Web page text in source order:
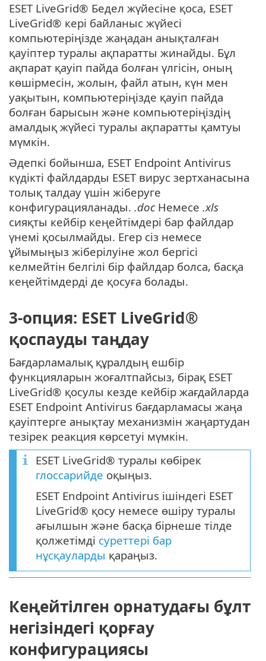
ESET LiveGrid® Бедел жүйесіне қоса, ESET
LiveGrid® кері байланыс жүйесі
компьютеріңізде жаңадан анықталған
қауіптер туралы ақпаратты жинайды. Бұл
ақпарат қауіп пайда болған үлгісін, оның
көшірмесін, жолын, файл атын, күн мен
уақытын, компьютеріңізде қауіп пайда
болған барысын және компьютеріңіздің
амалдық жүйесі туралы ақпаратты қамтуы
мүмкін.
Әдепкі бойынша, ESET Endpoint Antivirus
күдікті файлдарды ESET вирус зертханасына
толық талдау үшін жіберуге
конфигурацияланады. .docНемесе .xls
сияқты кейбір кеңейтімдері бар файлдар
үнемі қосылмайды. Егер сіз немесе
ұйымыңыз жіберілуіне жол бергісі
келмейтін белгілі бір файлдар болса, басқа
кеңейтімдерді де қосуға болады.
3-опция: ESET LiveGrid®
қоспауды таңдау
Бағдарламалық құралдың ешбір
функцияларын жоғалтпайсыз, бірақ ESET
LiveGrid® қосулы кезде кейбір жағдайларда
ESET Endpoint Antivirus бағдарламасы жаңа
қауіптерге анықтау механизмін жаңартудан
тезірек реакция көрсетуі мүмкін.
ESET LiveGrid® туралы көбірек
глоссарийде оқыңыз.
ESET Endpoint Antivirus ішіндегі ESET
LiveGrid® қосу немесе өшіру туралы
ағылшын және басқа бірнеше тілде
қолжетімді суреттері бар
нұсқауларды қараңыз.
Кеңейтілген орнатудағы бұлт
негізіндегі қорғау
конфигурациясы